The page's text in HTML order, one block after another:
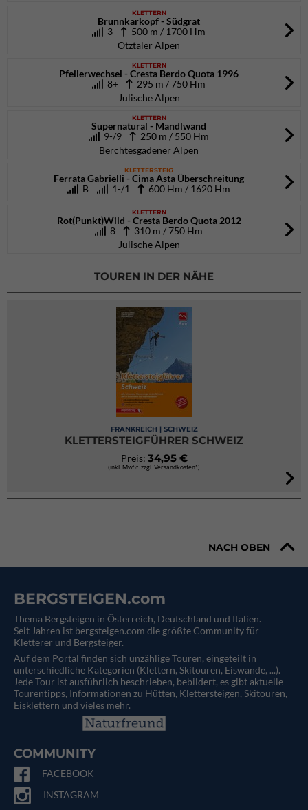
KLETTERN
Brunnkarkopf - Südgrat
3
500 m / 1700 Hm
Ötztaler Alpen
KLETTERN
Pfeilerwechsel - Cresta Berdo Quota 1996
8+
295 m / 750 Hm
Julische Alpen
KLETTERN
Supernatural - Mandlwand
9-/9
250 m / 550 Hm
Berchtesgadener Alpen
KLETTERSTEIG
Ferrata Gabrielli - Cima Asta Überschreitung
B
1-/1 600 Hm / 1620 Hm
KLETTERN
Rot(Punkt)Wild - Cresta Berdo Quota 2012
8
310 m / 750 Hm
Julische Alpen
TOUREN IN DER NÄHE
FRANKREICH | SCHWEIZ
KLETTERSTEIGFÜHRER SCHWEIZ
Preis: 34,95 €
(inkl. MwSt. zzgl. Versandkosten*)
NACH OBEN
BERGSTEIGEN.com
Thema Bergsteigen in Österreich, Deutschland und Italien.
Seit Jahren ist bergsteigen.com die größte Community für
Kletterer und Bergsteiger.
Auf dem Portal finden sich unzählige Touren, eingeteilt in
unterschiedliche Kategorien (Klettern, Skitouren, Eiswände, ...).
Jede Tour ist ausführlich beschrieben, bebildert, es gibt aktuelle
Tourentipps, Informationen zu Hütten, Klettersteigen, Skitouren,
Eisklettern und vieles mehr.
COMMUNITY
FACEBOOK
INSTAGRAM